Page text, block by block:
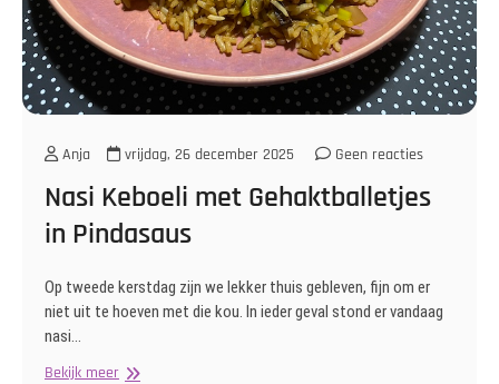
Anja vrijdag, 26 december 2025 Geen reacties
Nasi Keboeli met Gehaktballetjes
in Pindasaus
Op tweede kerstdag zijn we lekker thuis gebleven, fijn om er
niet uit te hoeven met die kou. In ieder geval stond er vandaag
nasi…
Bekijk meerNasi